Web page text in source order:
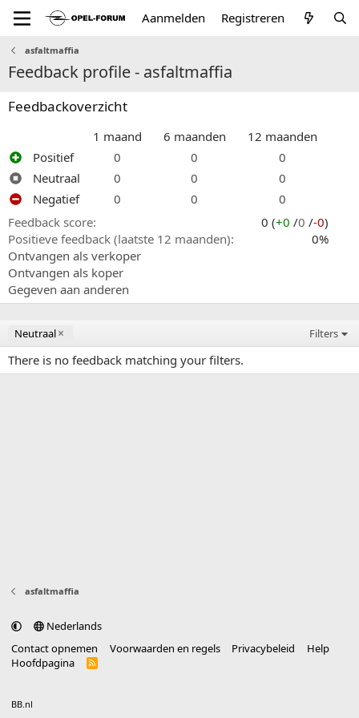
Aanmelden Registreren
asfaltmaffia
Feedback profile - asfaltmaffia
Feedbackoverzicht
1 maand 6 maanden
12 maanden
Positief
0 0
0
Neutraal
0 0
0
Negatief
0 0
0
Feedback score
0 (+0 /0 /-0)
Positieve feedback (laatste 12 maanden)
0%
Ontvangen als verkoper
Ontvangen als koper
Gegeven aan anderen
Neutraal Filters
There is no feedback matching your filters.
asfaltmaffia
Nederlands
Contact opnemen
Voorwaarden en regels Privacybeleid
Help
Hoofdpagina
R
BB.nl